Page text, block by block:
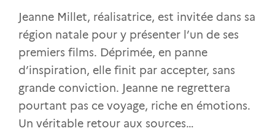
Jeanne Millet, réalisatrice, est invitée dans sa
région natale pour y présenter l’un de ses
premiers films. Déprimée, en panne
d’inspiration, elle finit par accepter, sans
grande conviction. Jeanne ne regrettera
pourtant pas ce voyage, riche en émotions.
Un véritable retour aux sources…